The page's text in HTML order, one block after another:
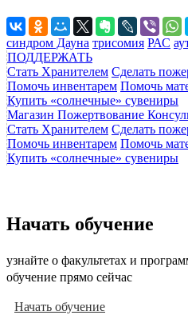
синдром Дауна трисомия РАС
ПОДДЕРЖАТЬ
Стать Хранителем Сделать
Помочь инвентарем Помочь
Купить «солнечные» сувениры
Магазин Пожертвование
Стать Хранителем Сделать
Помочь инвентарем Помочь
Купить «солнечные» сувениры
Начать обучение
узнайте о факультетах и
обучение прямо сейчас
Начать обучение